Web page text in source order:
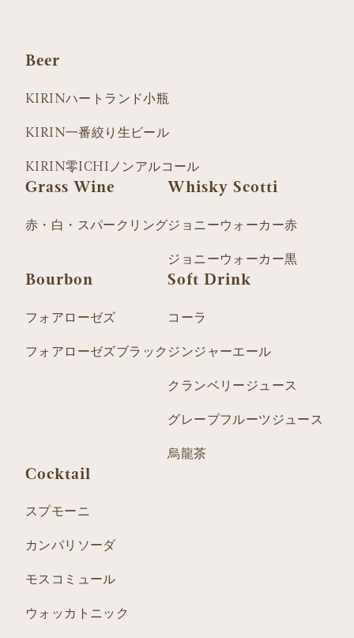
Beer
KIRINハートランド小瓶
KIRIN一番絞り生ビール
KIRIN零ICHIノンアルコール
Grass Wine
赤・白・スパークリング
Whisky Scotti
ジョニーウォーカー赤
ジョニーウォーカー黒
Bourbon
フォアローゼズ
フォアローゼズブラック
Soft Drink
コーラ
ジンジャーエール
クランベリージュース
グレープフルーツジュース
烏龍茶
Cocktail
スプモーニ
カンパリソーダ
モスコミュール
ウォッカトニック